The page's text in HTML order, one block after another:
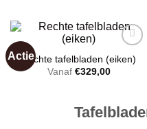
Actie
Toevoegen
Rechte tafelbladen (eiken)
Vanaf €329,00